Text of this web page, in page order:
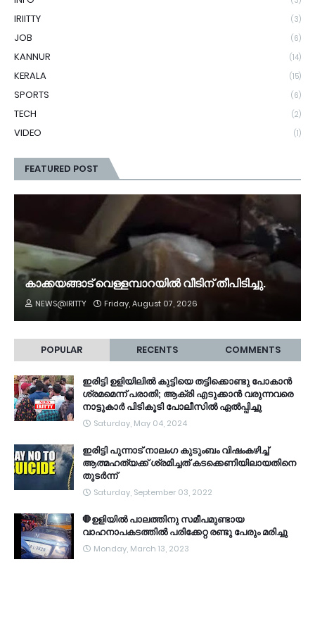
IRIITTY (3)
JOB (6)
KANNUR (14)
KERALA (15)
SPORTS (6)
TECH (2)
VIDEO (1)
FEATURED POST
കാക്കയങ്ങാട് വെള്ളമ്പാറയിൽ വീടിന് തീപിടിച്ചു.
NEWS@IRITTY Friday, August 07, 2026
POPULAR RECENTS COMMENTS
ഇരിട്ടി ഉളിയിലിൽ കുട്ടിയെ തട്ടിക്കൊണ്ടു പോകാൻ
ശ്രമമെന്ന് പരാതി; ആക്രി എടുക്കാൻ വരുന്നവരെ
നാട്ടുകാർ പിടികൂടി പോലീസിൽ ഏൽപ്പിച്ചു
Saturday, May 04, 2024
ഇരിട്ടി പുന്നാട് നാലംഗ കുടുംബം വിഷംകഴിച്ച്‌
ആത്മഹത്യക്ക് ശ്രമിച്ചത് കടക്കെണിയിലായതിനെ
തുടർന്ന്
Saturday, September 03, 2022
🛑ഉളിയിൽ പാലത്തിനു സമീപമുണ്ടായ
വാഹനാപകടത്തിൽ പരിക്കേറ്റ രണ്ടു പേരും മരിച്ചു
Monday, March 13, 2023